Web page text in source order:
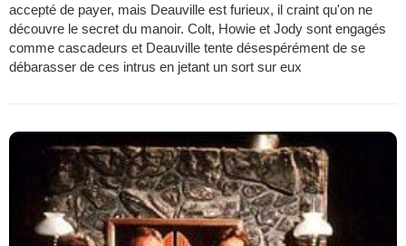
accepté de payer, mais Deauville est furieux, il craint qu'on ne
découvre le secret du manoir. Colt, Howie et Jody sont engagés
comme cascadeurs et Deauville tente désespérément de se
débarasser de ces intrus en jetant un sort sur eux